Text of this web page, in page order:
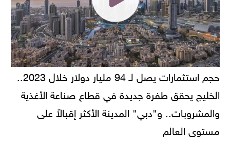
حجم استثمارات يصل لـ 94 مليار دولار خلال 2023..
الخليج يحقق طفرة جديدة في قطاع صناعة الأغذية
والمشروبات.. و"دبي" المدينة الأكثر إقبالاً على
مستوى العالم